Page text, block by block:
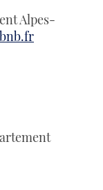
Alpes-